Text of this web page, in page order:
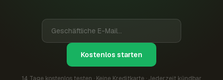
Kostenlos starten
14 Tage kostenlos testen · Keine Kreditkarte · Jederzeit kündbar